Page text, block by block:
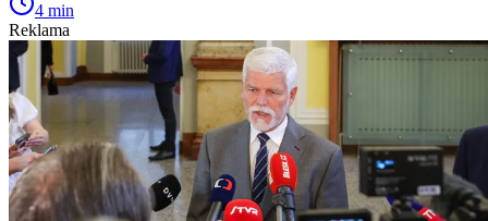
4 min
Reklama